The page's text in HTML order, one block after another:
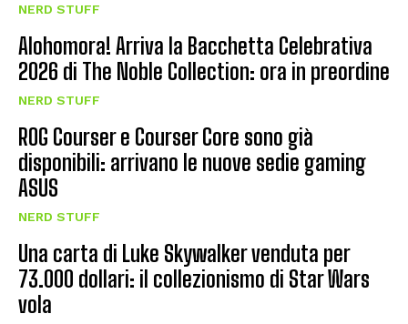
NERD STUFF
Alohomora! Arriva la Bacchetta Celebrativa
2026 di The Noble Collection: ora in preordine
NERD STUFF
ROG Courser e Courser Core sono già
disponibili: arrivano le nuove sedie gaming
ASUS
NERD STUFF
Una carta di Luke Skywalker venduta per
73.000 dollari: il collezionismo di Star Wars
vola